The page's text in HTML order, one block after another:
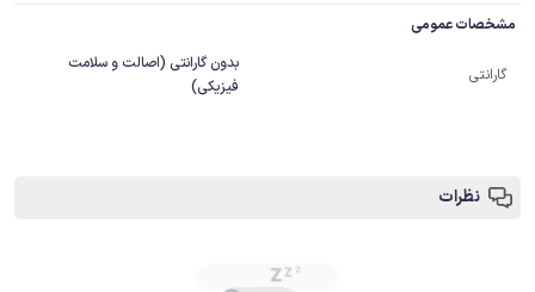
مشخصات عمومی
گارانتی
بدون گارانتی (اصالت و سلامت
فیزیکی)
نظرات